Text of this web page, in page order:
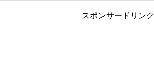
スポンサードリンク